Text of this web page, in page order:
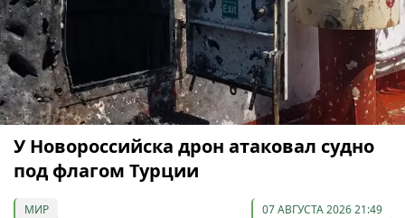
У Новороссийска дрон атаковал судно
под флагом Турции
МИР 07 АВГУСТА 2026 21:49